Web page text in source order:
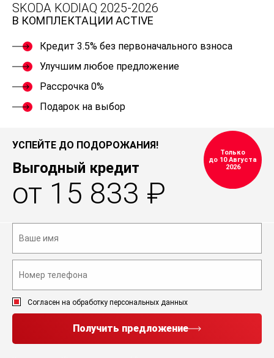
SKODA KODIAQ 2025-2026
В КОМПЛЕКТАЦИИ ACTIVE
Кредит 3.5% без первоначального взноса
Улучшим любое предложение
Рассрочка 0%
Подарок на выбор
УСПЕЙТЕ ДО ПОДОРОЖАНИЯ!
Выгодный кредит
от 15 833 ₽
Только
до 10 Августа
2026
Согласен на обработку персональных данных
Получить предложение